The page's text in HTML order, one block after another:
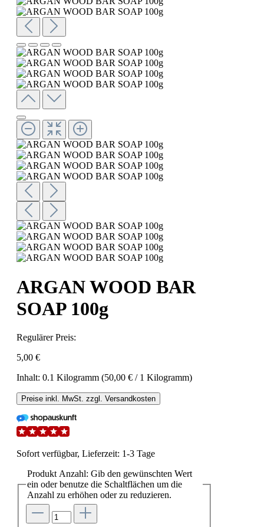
ARGAN WOOD BAR
SOAP 100g
Regulärer Preis:
5,00 €
Inhalt: 0.1 Kilogramm (50,00 € / 1 Kilogramm)
Preise inkl. MwSt. zzgl. Versandkosten
Sofort verfügbar, Lieferzeit: 1-3 Tage
Produkt Anzahl: Gib den gewünschten Wert
ein oder benutze die Schaltflächen um die
Anzahl zu erhöhen oder zu reduzieren.